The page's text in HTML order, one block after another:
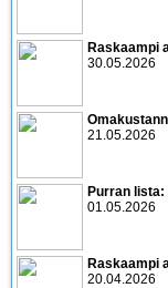
Raskaampi
30.05.2026
21.05.2026
Purran
01.05.2026
Raskaampi
20.04.2026